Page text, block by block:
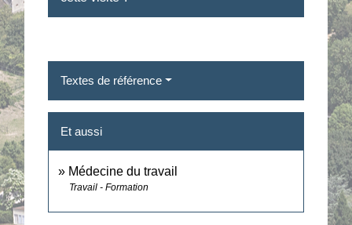
Textes de référence
Et aussi
Médecine du travail
Travail - Formation